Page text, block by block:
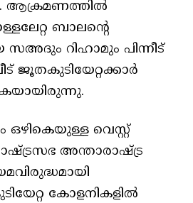
ആക്രമണത്തില്‍
ബാലന്റെ
സഅദും റിഹാമും പിന്നീട്
ജൂതകുടിയേറ്റക്കാര്‍
വെസ്റ്റ്
അന്താരാഷ്ട്ര
കോളനികളില്‍